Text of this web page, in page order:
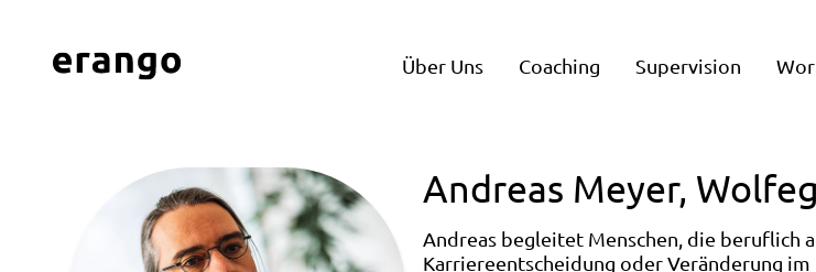
Über Uns Coaching Supervision
Andreas Meyer,
Andreas begleitet Menschen, die beruflich
Karriereentscheidung oder Veränderung im